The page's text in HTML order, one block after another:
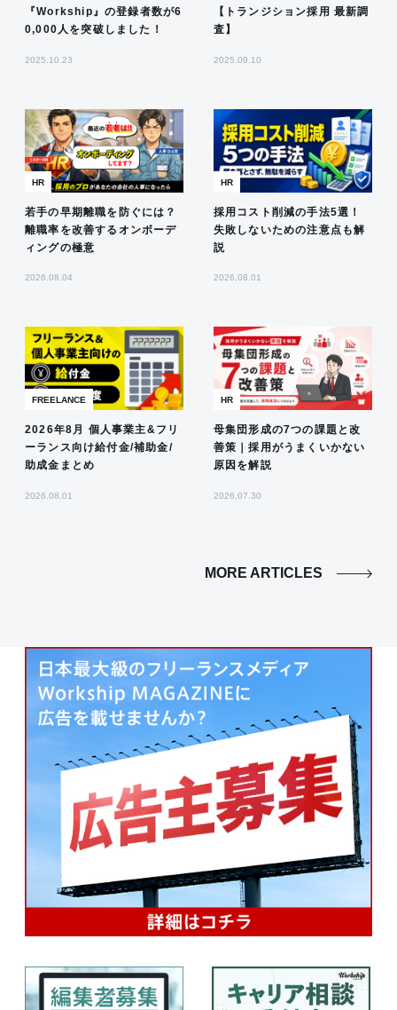
『Workship』の登録者数が6
0,000人を突破しました！
2025.10.23
【トランジション採用 最新調
査】
2025.09.10
HR
若手の早期離職を防ぐには？
離職率を改善するオンボーデ
ィングの極意
2026.08.04
HR
採用コスト削減の手法5選！
失敗しないための注意点も解
説
2026.08.01
FREELANCE
2026年8月 個人事業主&フリ
ーランス向け給付金/補助金/
助成金まとめ
2026.08.01
HR
母集団形成の7つの課題と改
善策｜採用がうまくいかない
原因を解説
2026.07.30
MORE ARTICLES